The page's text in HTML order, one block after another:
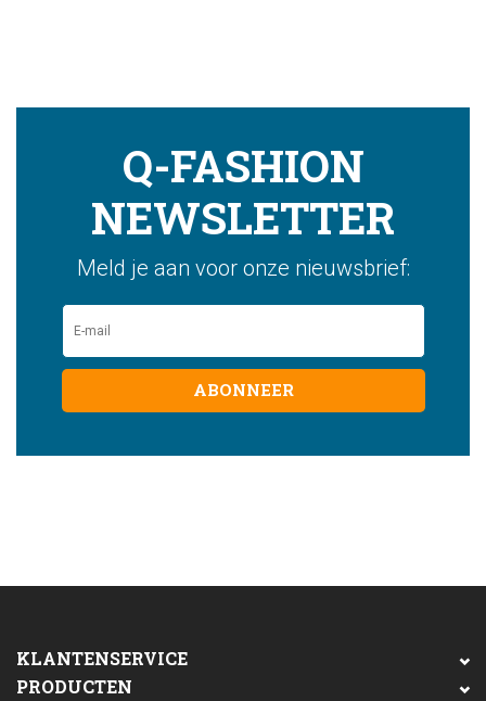
Q-FASHION
NEWSLETTER
Meld je aan voor onze nieuwsbrief:
ABONNEER
KLANTENSERVICE
PRODUCTEN